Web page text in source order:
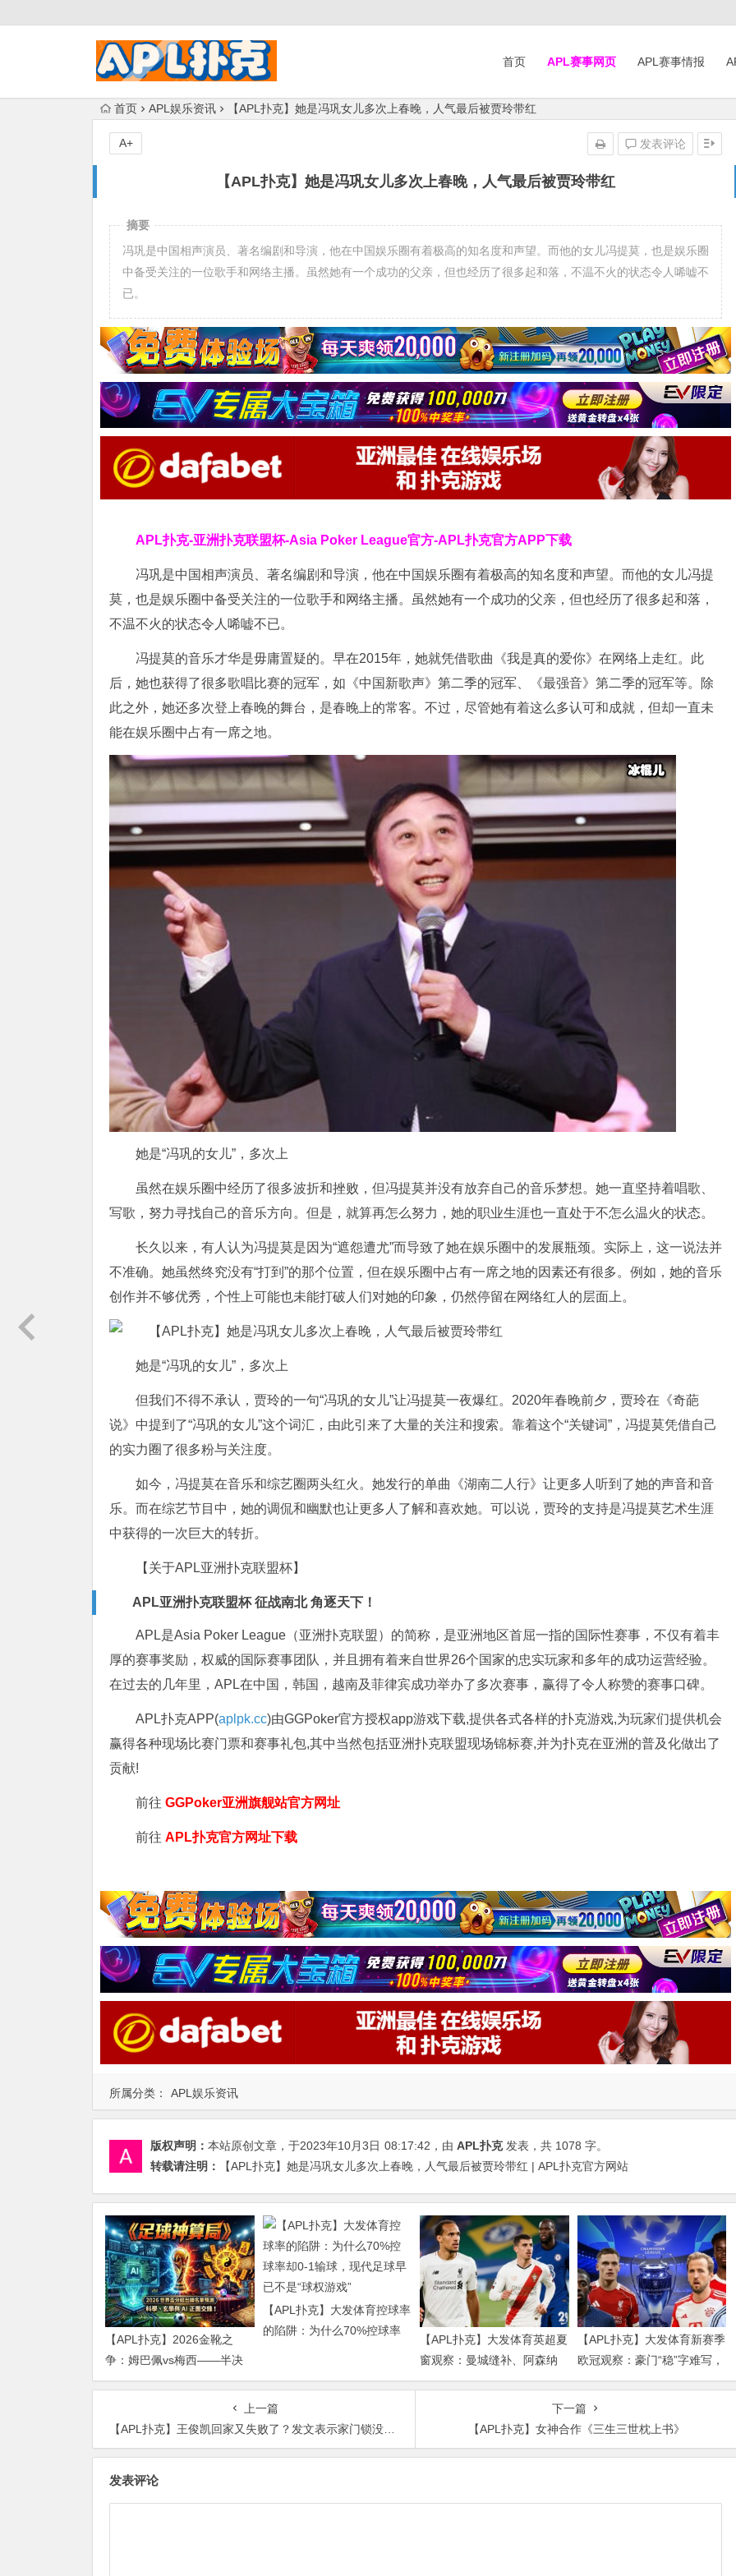
首页 APL赛事网页 APL赛事情报
首页 APL娱乐资讯 【APL扑克】她是冯巩女儿多次上春晚，人气最后被贾玲带红
【APL扑克】她是冯巩女儿多次上春晚，人气最后被贾玲带红
发表评论
A+
所属分类： APL娱乐资讯
摘要
冯巩是中国相声演员、著名编剧和导演，他在中国娱乐圈有着极高的知名度和声望。而他的女儿冯提莫，也是娱乐圈
中备受关注的一位歌手和网络主播。虽然她有一个成功的父亲，但也经历了很多起和落，不温不火的状态令人唏嘘不
已。
APL扑克-亚洲扑克联盟杯-Asia Poker League官方-APL扑克官方APP下载
冯巩是中国相声演员、著名编剧和导演，他在中国娱乐圈有着极高的知名度和声望。而他的女儿冯提
莫，也是娱乐圈中备受关注的一位歌手和网络主播。虽然她有一个成功的父亲，但也经历了很多起和落，
不温不火的状态令人唏嘘不已。
冯提莫的音乐才华是毋庸置疑的。早在2015年，她就凭借歌曲《我是真的爱你》在网络上走红。此
后，她也获得了很多歌唱比赛的冠军，如《中国新歌声》第二季的冠军、《最强音》第二季的冠军等。除
此之外，她还多次登上春晚的舞台，是春晚上的常客。不过，尽管她有着这么多认可和成就，但却一直未
能在娱乐圈中占有一席之地。
她是“冯巩的女儿”，多次上
虽然在娱乐圈中经历了很多波折和挫败，但冯提莫并没有放弃自己的音乐梦想。她一直坚持着唱歌、
写歌，努力寻找自己的音乐方向。但是，就算再怎么努力，她的职业生涯也一直处于不怎么温火的状态。
长久以来，有人认为冯提莫是因为“遮怨遭尤”而导致了她在娱乐圈中的发展瓶颈。实际上，这一说法并
不准确。她虽然终究没有“打到”的那个位置，但在娱乐圈中占有一席之地的因素还有很多。例如，她的音乐
创作并不够优秀，个性上可能也未能打破人们对她的印象，仍然停留在网络红人的层面上。
她是“冯巩的女儿”，多次上
但我们不得不承认，贾玲的一句“冯巩的女儿”让冯提莫一夜爆红。2020年春晚前夕，贾玲在《奇葩
说》中提到了“冯巩的女儿”这个词汇，由此引来了大量的关注和搜索。靠着这个“关键词”，冯提莫凭借自己
的实力圈了很多粉与关注度。
如今，冯提莫在音乐和综艺圈两头红火。她发行的单曲《湖南二人行》让更多人听到了她的声音和音
乐。而在综艺节目中，她的调侃和幽默也让更多人了解和喜欢她。可以说，贾玲的支持是冯提莫艺术生涯
中获得的一次巨大的转折。
【关于APL亚洲扑克联盟杯】
APL亚洲扑克联盟杯 征战南北 角逐天下！
APL是Asia Poker League（亚洲扑克联盟）的简称，是亚洲地区首屈一指的国际性赛事，不仅有着丰
厚的赛事奖励，权威的国际赛事团队，并且拥有着来自世界26个国家的忠实玩家和多年的成功运营经验。
在过去的几年里，APL在中国，韩国，越南及菲律宾成功举办了多次赛事，赢得了令人称赞的赛事口碑。
APL扑克APP(aplpk.cc)由GGPoker官方授权app游戏下载,提供各式各样的扑克游戏,为玩家们提供机会
赢得各种现场比赛门票和赛事礼包,其中当然包括亚洲扑克联盟现场锦标赛,并为扑克在亚洲的普及化做出了
贡献!
前往 GGPoker亚洲旗舰站官方网址
前往 APL扑克官方网址下载
版权声明： 本站原创文章，于2023年10月3日 08:17:42 ，由 APL扑克发表，共 1078 字。
转载请注明：
【APL扑克】她是冯巩女儿多次上春晚，人气最后被贾玲带红 | APL扑克官方网站
【APL扑克】2026金靴之
争：姆巴佩vs梅西——半决
赛前的“双雄会”，这可能是世
【APL扑克】大发体育控球率
的陷阱：为什么70%控球率
【APL扑克】大发体育英超夏
窗观察：曼城缝补、阿森纳
拼图、红军重建、曼联破局
【APL扑克】大发体育新赛季
欧冠观察：豪门“稳”字难写，
瑞士轮赛制让每一场都变成
生死
上一篇
【APL扑克】王俊凯回家又失败了？发文表示家门锁没电了很凄惨
下一篇
【APL扑克】女神合作《三生三世枕上书》
发表评论